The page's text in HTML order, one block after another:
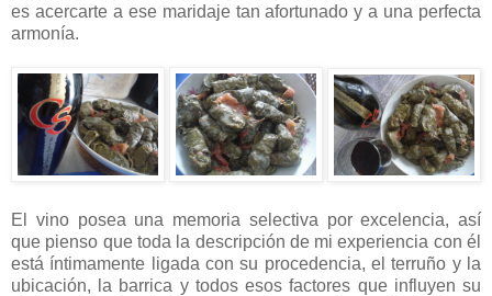
es acercarte a ese maridaje tan afortunado y a una perfecta
armonía.
El vino posea una memoria selectiva por excelencia, así
que pienso que toda la descripción de mi experiencia con él
está íntimamente ligada con su procedencia, el terruño y la
ubicación, la barrica y todos esos factores que influyen su